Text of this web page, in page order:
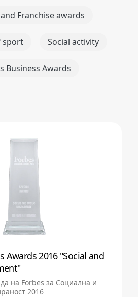
Franchise awards
sport Social activity
Business Awards
2016 "Social and
на Forbes за Социална и
2016